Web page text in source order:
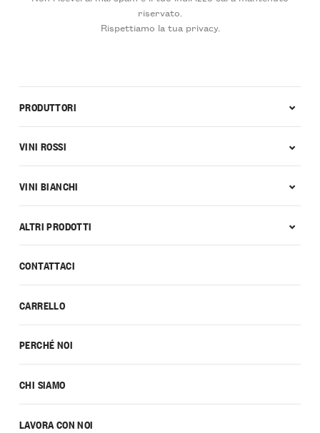
riservato.
Rispettiamo la tua privacy.
CONTATTACI
CARRELLO
PERCHÉ NOI
CHI SIAMO
LAVORA CON NOI
PRODUTTORI
VINI ROSSI
VINI BIANCHI
ALTRI PRODOTTI